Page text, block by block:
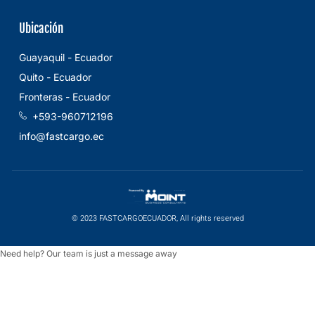
Ubicación
Guayaquil - Ecuador
Quito - Ecuador
Fronteras - Ecuador
+593-960712196
info@fastcargo.ec
© 2023 FASTCARGOECUADOR, All rights reserved
Need help? Our team is just a message away